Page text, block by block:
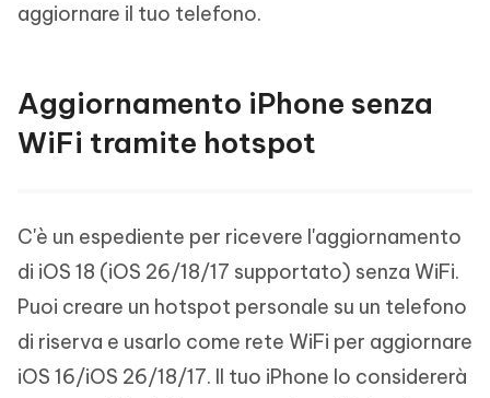
aggiornare il tuo telefono.
Aggiornamento iPhone senza
WiFi tramite hotspot
C'è un espediente per ricevere l'aggiornamento
di iOS 18 (iOS 26/18/17 supportato) senza WiFi.
Puoi creare un hotspot personale su un telefono
di riserva e usarlo come rete WiFi per aggiornare
iOS 16/iOS 26/18/17. Il tuo iPhone lo considererà